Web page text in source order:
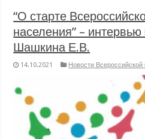
“О старте
населения” –
Шашкина Е.В.
14.10.2021 Новости